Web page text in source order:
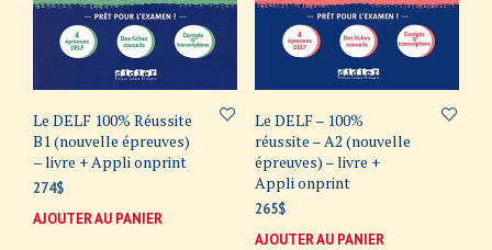
Le DELF 100% Réussite
B1 (nouvelle épreuves)
– livre + Appli onprint
274$
AJOUTER AU PANIER
Le DELF – 100%
réussite – A2 (nouvelle
épreuves) – livre +
Appli onprint
265$
AJOUTER AU PANIER